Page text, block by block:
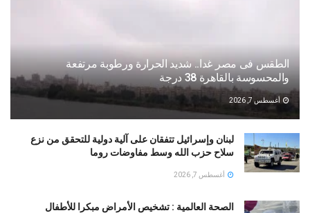
الطقس فى مصر غدا.. شديد الحرارة ورطوبة مرتفعة
والمحسوسة بالقاهرة 38 درجة
أغسطس 7, 2026
لبنان وإسرائيل تتفقان على آلية دولية للتحقق من نزع
سلاح حزب الله وسط مفاوضات روما
أغسطس 7, 2026
الصحة العالمية : تشخيص الأمراض مبكرا للأطفال